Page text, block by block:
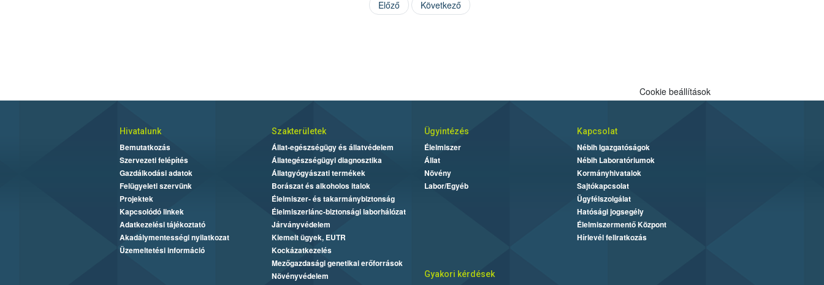
Előző Következő
Cookie beállítások
Hivatalunk
Bemutatkozás
Szervezeti felépítés
Gazdálkodási adatok
Felügyeleti szervünk
Projektek
Kapcsolódó linkek
Adatkezelési tájékoztató
Akadálymentességi nyilatkozat
Üzemeltetési információ
Szakterületek
Állat-egészségügy és állatvédelem
Állategészségügyi diagnosztika
Állatgyógyászati termékek
Borászat és alkoholos italok
Élelmiszer- és takarmánybiztonság
Élelmiszerlánc-biztonsági laborhálózat
Járványvédelem
Kiemelt ügyek, EUTR
Kockázatkezelés
Mezőgazdasági genetikai erőforrások
Növényvédelem
Ügyintézés
Élelmiszer
Állat
Növény
Labor/Egyéb
Kapcsolat
Nébih Igazgatóságok
Nébih Laboratóriumok
Kormányhivatalok
Sajtókapcsolat
Ügyfélszolgálat
Hatósági jogsegély
Élelmiszermentő Központ
Hírlevél feliratkozás
Gyakori kérdések